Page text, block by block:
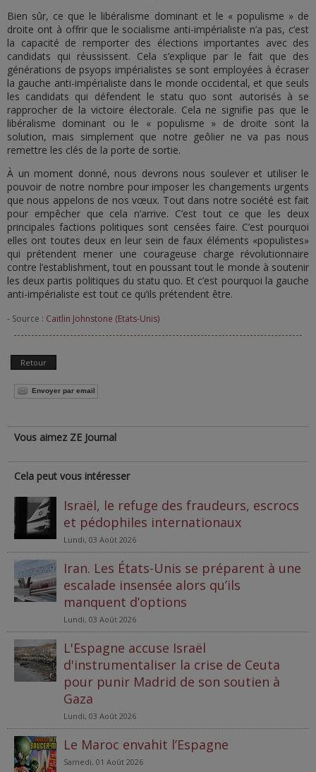
Bien sûr, ce que le libéralisme dominant et le « populisme » de
droite ont à offrir que le socialisme anti-impérialiste n’a pas, c’est
la capacité de remporter des élections importantes avec des
candidats qui réussissent. Cela s’explique par le fait que des
générations de psyops impérialistes se sont employées à écraser
la gauche anti-impérialiste dans le monde occidental, et que seuls
les candidats qui défendent le statu quo sont autorisés à se
rapprocher de la victoire électorale. Cela ne signifie pas que le
libéralisme dominant ou le « populisme » de droite sont la
solution, mais simplement que notre geôlier ne va pas nous
remettre les clés de la porte de sortie.
À un moment donné, nous devrons nous soulever et utiliser le
pouvoir de notre nombre pour imposer les changements urgents
que nous appelons de nos vœux. Tout dans notre société est fait
pour empêcher que cela n’arrive. C’est tout ce que les deux
principales factions politiques sont censées faire. C’est pourquoi
elles ont toutes deux en leur sein de faux éléments «populistes»
qui prétendent mener une courageuse charge révolutionnaire
contre l’establishment, tout en poussant tout le monde à soutenir
les deux partis politiques du statu quo. Et c’est pourquoi la gauche
anti-impérialiste est tout ce qu’ils prétendent être.
- Source : Caitlin Johnstone (Etats-Unis)
Retour
Envoyer par email
Vous aimez ZE Journal
Cela peut vous intéresser
Israël, le refuge des fraudeurs, escrocs
et pédophiles internationaux
Lundi, 03 Août 2026
Iran. Les États-Unis se préparent à une
escalade insensée alors qu’ils
manquent d’options
Lundi, 03 Août 2026
L'Espagne accuse Israël
d'instrumentaliser la crise de Ceuta
pour punir Madrid de son soutien à
Gaza
Lundi, 03 Août 2026
Le Maroc envahit l’Espagne
Samedi, 01 Août 2026